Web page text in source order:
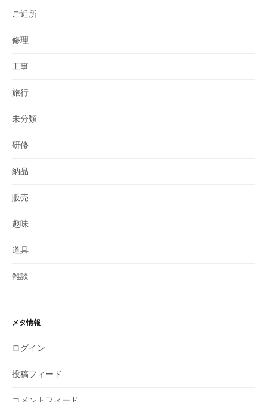
ご近所
修理
工事
旅行
未分類
研修
納品
販売
趣味
道具
雑談
メタ情報
ログイン
投稿フィード
コメントフィード